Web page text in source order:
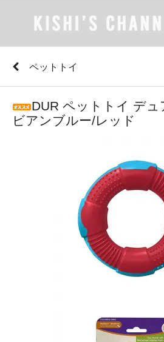
ペットトイ
DUR ペットトイ デュ
ビアンブルー/レッド